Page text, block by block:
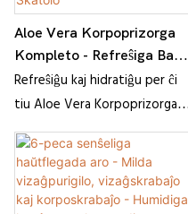
pleto - perfekta donaco aŭ
ĉiutaga spa-rito.
Aloe Vera Korpoprizorga
Kompleto - Refreŝiga Bano
kaj Haŭtflegada Kolekto
kun Ŝaŭmbano,
Ŝprucaĵo kaj Donaca
Skatolo
Refreŝiĝu kaj hidratiĝu per ĉi
tiu Aloe Vera Korpoprizorga
Aro enhavanta ŝaŭmbanon,
korposprajaĵon, vizaĝan
ŝprucaĵon kaj altkvalitan
donacan skatolon por spa-